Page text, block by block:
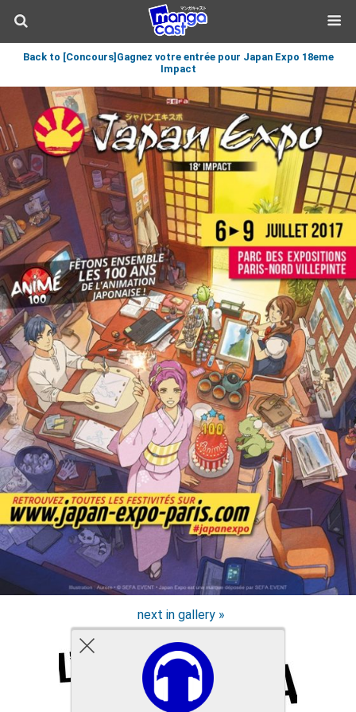
Back to [Concours]Gagnez votre entrée pour Japan Expo 18eme
Impact
next in gallery »